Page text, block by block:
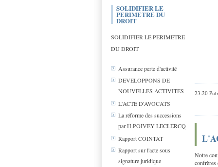
SOLIDIFIER LE
PERIMETRE DU
DROIT
SOLIDIFIER LE PERIMETRE
DU DROIT
Assurance perte d'activité
DEVELOPPONS DE
NOUVELLES ACTIVITES
L'ACTE D'AVOCATS
La réforme des successions
par H.POIVEY LECLERCQ
Rapport COINTAT
Rapport sur l'acte sous
signature juridique
23:20
Notre
confrères